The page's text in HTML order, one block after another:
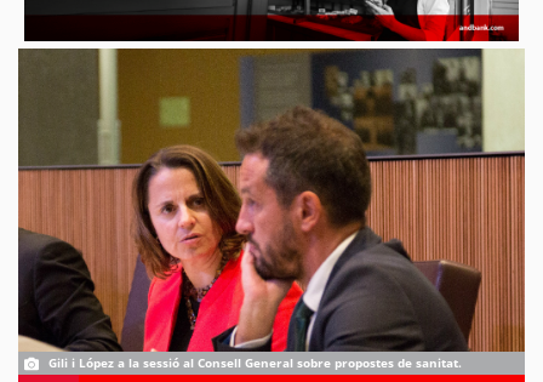
Gili i López a la sessió al Consell General sobre propostes de sanitat.